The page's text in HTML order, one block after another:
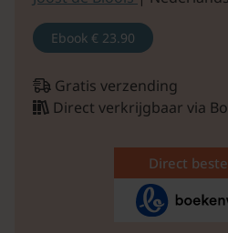
Ebook € 23.90
Gratis verzending
Direct verkrijgbaar via
Direct